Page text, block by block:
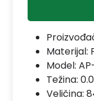
Materijal:
Model:
Težina:
Veličina: